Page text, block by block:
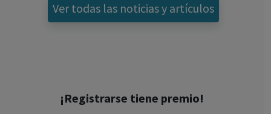
Ver todas las noticias y artículos
¡Registrarse tiene premio!